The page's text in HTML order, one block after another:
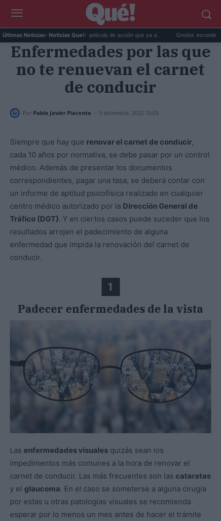
Últimas Noticias- Noticias Que!:
Prime Video estrena la película de acción que ya a... Gredos esconde el
Enfermedades por las que
no te renuevan el carnet
de conducir
Por Pablo Javier Piacente - 9 diciembre, 2022 10:03
Siempre que hay que renovar el carnet de conducir,
cada 10 años por normativa, se debe pasar por un control
médico. Además de presentar los documentos
correspondientes, pagar una tasa, se deberá contar con
un informe de aptitud psicofísica realizado en cualquier
centro médico autorizado por la Dirección General de
Tráfico (DGT). Y en ciertos casos puede suceder que los
resultados arrojen el padecimiento de alguna
enfermedad que impida la renovación del carnet de
conducir.
1
Padecer enfermedades de la vista
Las enfermedades visuales quizás sean los
impedimentos más comunes a la hora de renovar el
carnet de conducir. Las más frecuentes son las cataratas
y el glaucoma. En el caso se someterse a alguna cirugía
por estas u otras patologías visuales se recomienda
esperar por lo menos un mes antes de hacer el trámite